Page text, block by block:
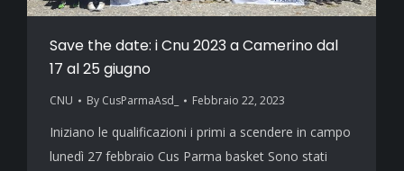
Save the date: i Cnu 2023 a Camerino dal
17 al 25 giugno
CNU By CusParmaAsd_ Febbraio 22, 2023
Iniziano le qualificazioni i primi a scendere in campo
lunedì 27 febbraio Cus Parma basket Sono stati